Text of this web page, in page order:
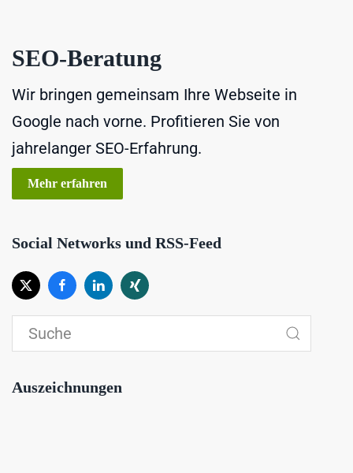
SEO-Beratung
Wir bringen gemeinsam Ihre Webseite in
Google nach vorne. Profitieren Sie von
jahrelanger SEO-Erfahrung.
Mehr erfahren
Social Networks und RSS-Feed
Auszeichnungen